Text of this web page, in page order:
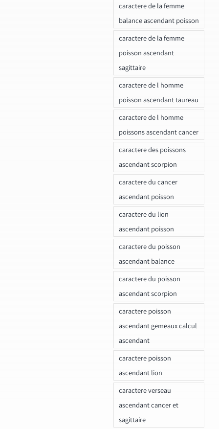
caractere de la femme
balance ascendant poisson
caractere de la femme
poisson ascendant
sagittaire
caractere de l homme
poisson ascendant taureau
caractere de l homme
poissons ascendant cancer
caractere des poissons
ascendant scorpion
caractere du cancer
ascendant poisson
caractere du lion
ascendant poisson
caractere du poisson
ascendant balance
caractere du poisson
ascendant scorpion
caractere poisson
ascendant gemeaux calcul
ascendant
caractere poisson
ascendant lion
caractere verseau
ascendant cancer et
sagittaire